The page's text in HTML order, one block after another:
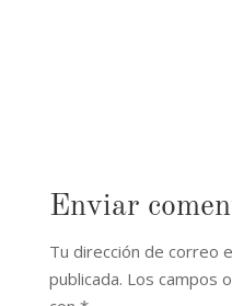
Enviar
Tu dirección de correo
publicada. Los campos